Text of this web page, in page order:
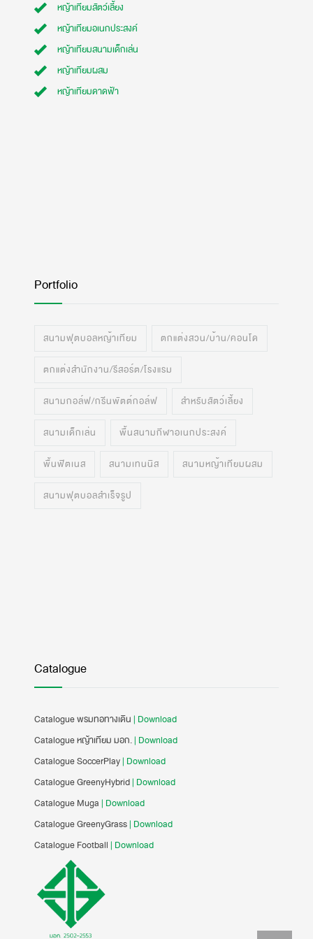
หญ้าเทียมสัตว์เลี้ยง
หญ้าเทียมอเนกประสงค์
หญ้าเทียมสนามเด็กเล่น
หญ้าเทียมผสม
หญ้าเทียมดาดฟ้า
Portfolio
สนามฟุตบอลหญ้าเทียม ตกแต่งสวน/บ้าน/คอนโด
ตกแต่งสำนักงาน/รีสอร์ต/โรงแรม
สนามกอล์ฟ/กรีนพัตต์กอล์ฟ สำหรับสัตว์เลี้ยง
สนามเด็กเล่น พื้นสนามกีฬาอเนกประสงค์
พื้นฟิตเนส สนามเทนนิส สนามหญ้าเทียมผสม
สนามฟุตบอลสำเร็จรูป
Catalogue
Catalogue พรมทอทางเดิน | Download
Catalogue หญ้าเทียม มอก.| Download
Catalogue SoccerPlay| Download
Catalogue GreenyHybrid| Download
Catalogue Muga | Download
Catalogue GreenyGrass| Download
Catalogue Football | Download